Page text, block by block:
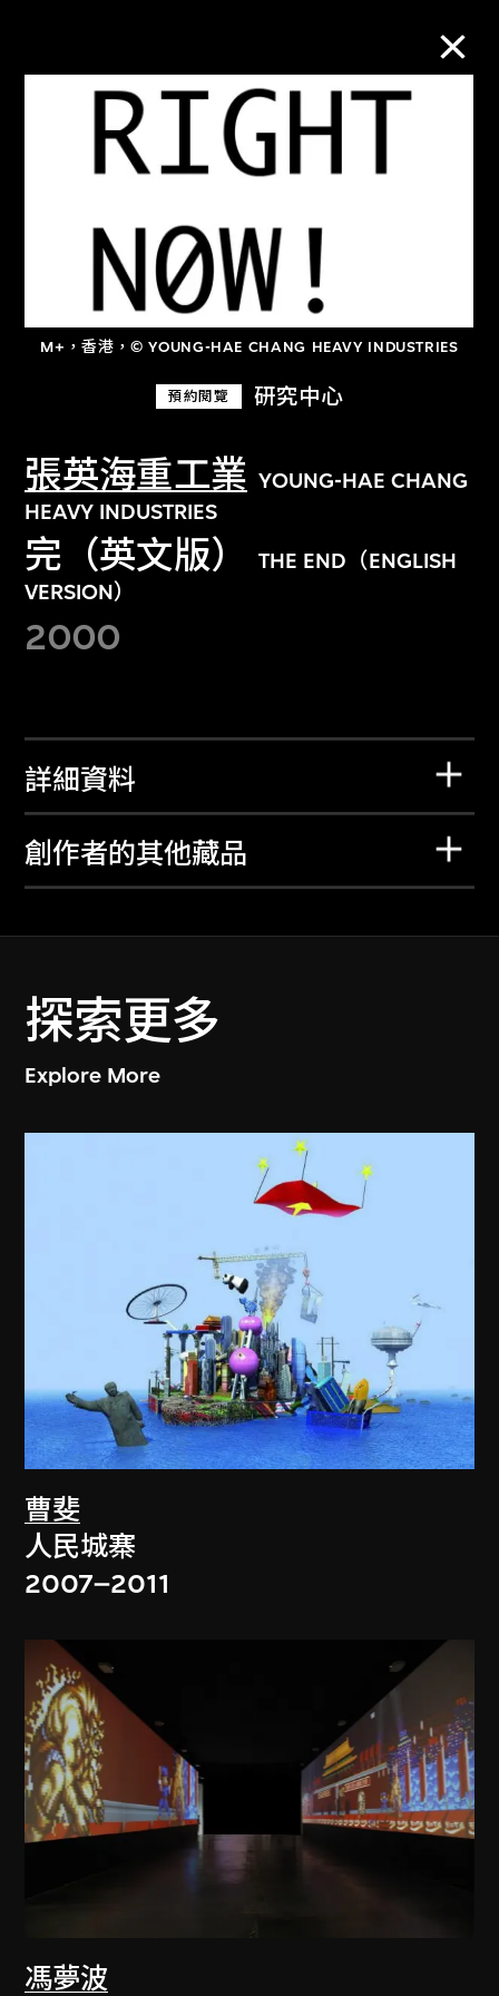
M+，香港，© YOUNG-HAE CHANG HEAVY INDUSTRIES
預約閱覽 研究中心
張英海重工業 YOUNG-HAE CHANG
HEAVY INDUSTRIES
完（英文版）
THE END（ENGLISH
VERSION）
2000
詳細資料
創作者的其他藏品
探索更多
Explore More
曹斐
人民城寨
2007–2011
馮夢波
M+藏品
關於M+藏品
探索世界頂級的二十及二十一世紀視覺
文化藏品。